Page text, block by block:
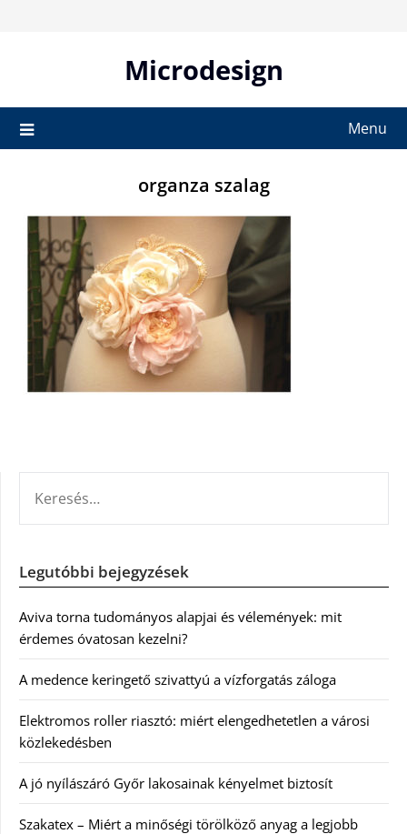
Microdesign
Menu
organza szalag
Legutóbbi bejegyzések
Aviva torna tudományos alapjai és vélemények: mit
érdemes óvatosan kezelni?
A medence keringető szivattyú a vízforgatás záloga
Elektromos roller riasztó: miért elengedhetetlen a városi
közlekedésben
A jó nyílászáró Győr lakosainak kényelmet biztosít
Szakatex – Miért a minőségi törölköző anyag a legjobb